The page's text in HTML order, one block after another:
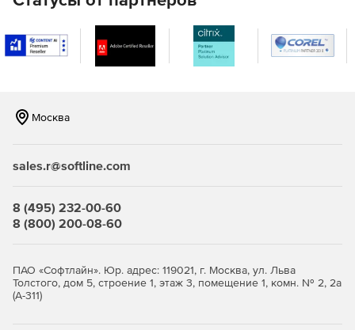
Казахстана.
Возможность интеграции с решениями «Рутокен» и
«КриптоПро».
Государственные информационные системы.
Обработка персональных данных.
Банковская сфера.
Медицинские и учебные заведения.
Москва
sales.r@softline.com
8 (495) 232-00-60
8 (800) 200-08-60
ПАО «Софтлайн». Юр. адрес: 119021, г. Москва, ул. Льва
Толстого, дом 5, строение 1, этаж 3, помещение 1, комн. № 2, 2а
(А-311)